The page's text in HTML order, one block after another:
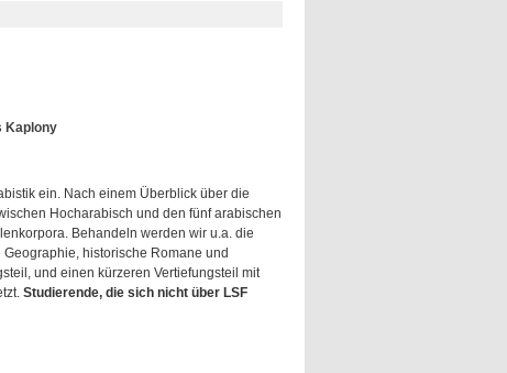
Kaplony
ein. Nach einem Überblick über die
Hocharabisch und den fünf arabischen
Behandeln werden wir u.a. die
historische Romane und
und einen kürzeren Vertiefungsteil mit
Studierende, die sich nicht über LSF